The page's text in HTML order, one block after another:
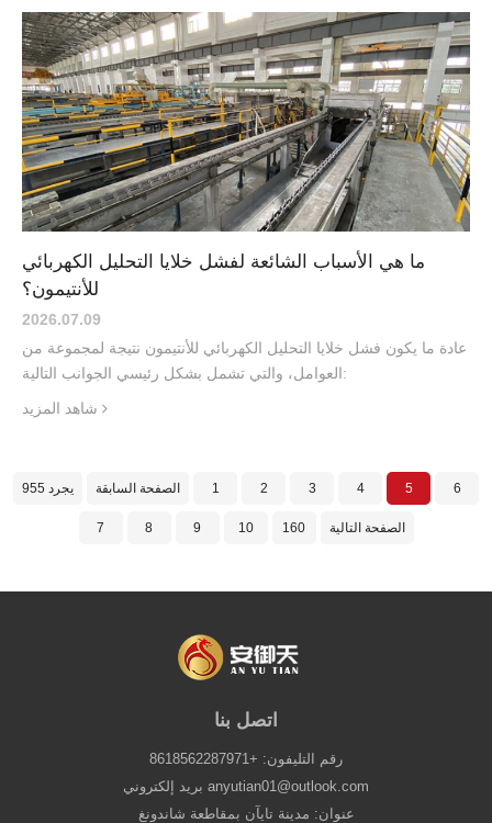
ما هي الأسباب الشائعة لفشل خلايا التحليل الكهربائي
للأنتيمون؟
2026.07.09
عادة ما يكون فشل خلايا التحليل الكهربائي للأنتيمون نتيجة لمجموعة من
العوامل، والتي تشمل بشكل رئيسي الجوانب التالية:
955 يجرد الصفحة السابقة 1 2 3 4 5 6
7 8 9 10 160 الصفحة التالية
اتصل بنا
رقم التليفون: +8618562287971
بريد إلكتروني anyutian01@outlook.com
عنوان: مدينة تايآن بمقاطعة شاندونغ